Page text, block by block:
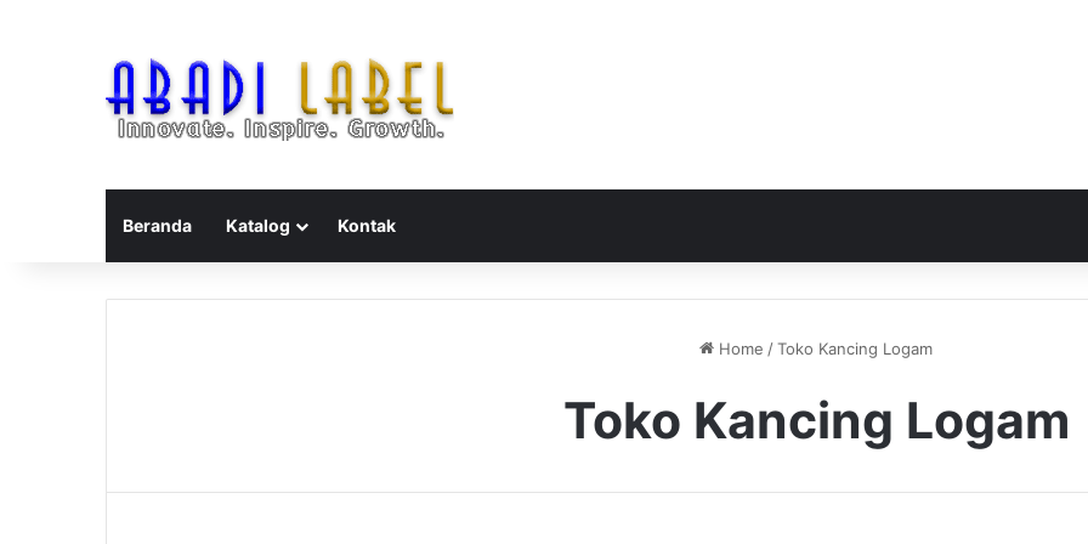
Beranda Katalog Kontak
Home /Toko Kancing Logam
Toko Kancing Logam